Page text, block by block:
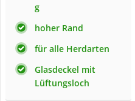
g
hoher Rand
für alle Herdarten
Glasdeckel mit
Lüftungsloch